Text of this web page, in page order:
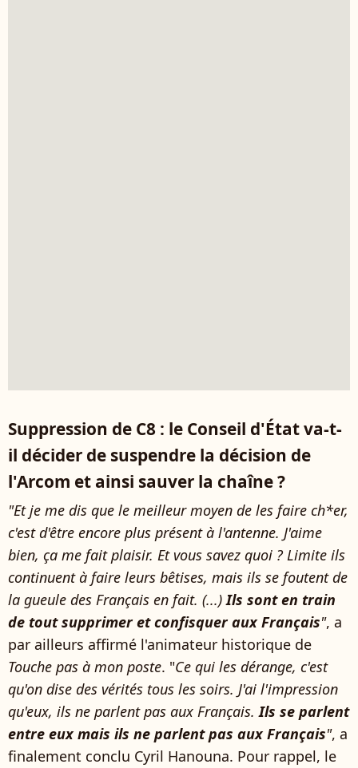
Suppression de C8 : le Conseil d'État va-t-
il décider de suspendre la décision de
l'Arcom et ainsi sauver la chaîne ?
"Et je me dis que le meilleur moyen de les faire ch*er,
c'est d'être encore plus présent à l'antenne. J'aime
bien, ça me fait plaisir. Et vous savez quoi ? Limite ils
continuent à faire leurs bêtises, mais ils se foutent de
la gueule des Français en fait. (...)Ils sont en train
de tout supprimer et confisquer aux Français", a
par ailleurs affirmé l'animateur historique de
Touche pas à mon poste. "Ce qui les dérange, c'est
qu'on dise des vérités tous les soirs. J'ai l'impression
qu'eux, ils ne parlent pas aux Français.Ils se parlent
entre eux mais ils ne parlent pas aux Français", a
finalement conclu Cyril Hanouna. Pour rappel, le